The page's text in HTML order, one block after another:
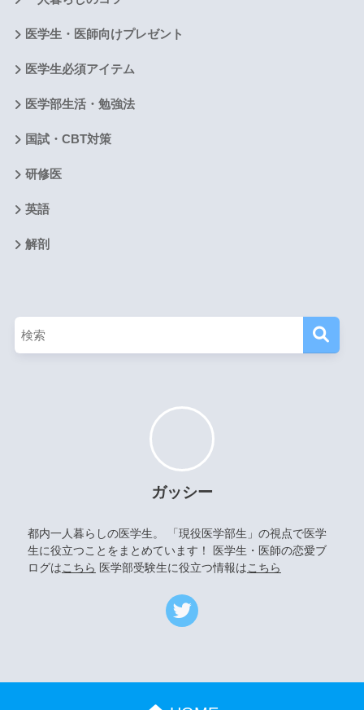
医学生・医師向けプレゼント
医学生必須アイテム
医学部生活・勉強法
国試・CBT対策
研修医
英語
解剖
ガッシー
都内一人暮らしの医学生。 「現役医学部生」の視点で医学
生に役立つことをまとめています！ 医学生・医師の恋愛ブ
ログはこちら 医学部受験生に役立つ情報はこちら